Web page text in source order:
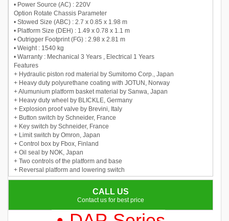
• Power Source (AC) : 220V
Option Rotate Chassis Parameter
• Stowed Size (ABC) : 2.7 x 0.85 x 1.98 m
• Platform Size (DEH) : 1.49 x 0.78 x 1.1 m
• Outrigger Footprint (FG) : 2.98 x 2.81 m
• Weight : 1540 kg
• Warranty : Mechanical 3 Years , Electrical 1 Years
Features
+ Hydraulic piston rod material by Sumitomo Corp., Japan
+ Heavy duty polyurethane coating with JOTUN, Norway
+ Alumunium platform basket material by Sanwa, Japan
+ Heavy duty wheel by BLICKLE, Germany
+ Explosion proof valve by Brevini, Italy
+ Button switch by Schneider, France
+ Key switch by Schneider, France
+ Limit switch by Omron, Japan
+ Control box by Fbox, Finland
+ Oil seal by NOK, Japan
+ Two controls of the platform and base
+ Reversal platform and lowering switch
CALL US
Contact us for best price